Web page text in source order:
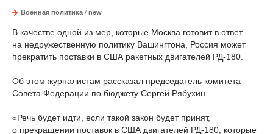
Военная политика / new
В качестве одной из мер, которые Москва готовит в ответ
на недружественную политику Вашингтона, Россия может
прекратить поставки в США ракетных двигателей РД-180.
Об этом журналистам рассказал председатель комитета
Совета Федерации по бюджету Сергей Рябухин.
«Речь будет идти, если такой закон будет принят,
о прекращении поставок в США двигателей РД-180, которые